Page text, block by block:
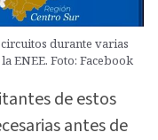
durante varias
ENEE. Foto: Facebook
de estos
antes de